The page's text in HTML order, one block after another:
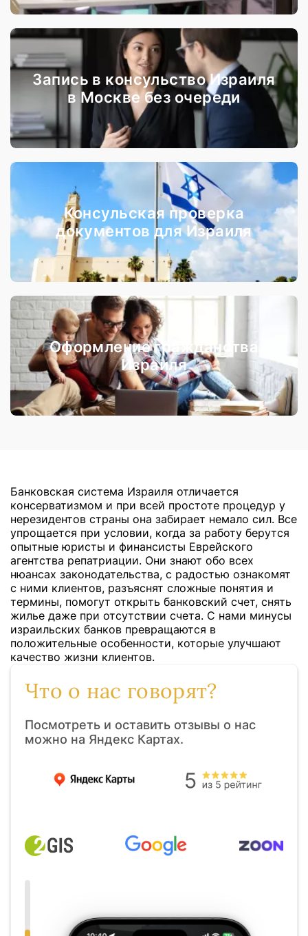
Запись в консульство Израиля
в Москве без очереди
Консульская проверка
документов для Израиля
Оформление гражданства
Израиля
Банковская система Израиля отличается
консерватизмом и при всей простоте процедур у
нерезидентов страны она забирает немало сил. Все
упрощается при условии, когда за работу берутся
опытные юристы и финансисты Еврейского
агентства репатриации. Они знают обо всех
нюансах законодательства, с радостью ознакомят
с ними клиентов, разъяснят сложные понятия и
термины, помогут открыть банковский счет, снять
жилье даже при отсутствии счета. С нами минусы
израильских банков превращаются в
положительные особенности, которые улучшают
качество жизни клиентов.
Что о нас говорят?
Посмотреть и оставить отзывы о нас
можно на Яндекс Картах.